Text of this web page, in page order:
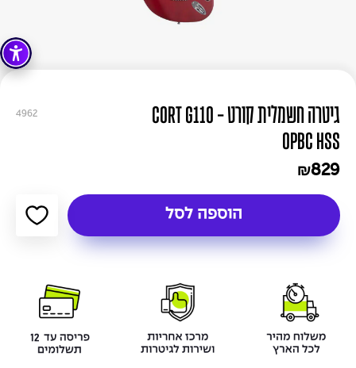
4962
גיטרה חשמלית קורט - CORT G110
OPBC HSS
₪829
הוספה לסל